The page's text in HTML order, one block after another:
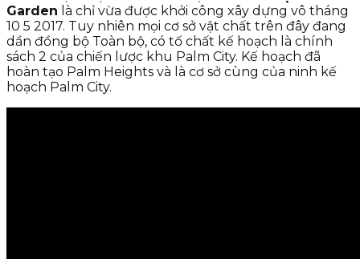
Garden là chỉ vừa được khởi công xây dựng vô tháng
10 5 2017. Tuy nhiên mọi cơ sở vật chất trên đây đang
dần đồng bộ Toàn bộ, có tố chất kế hoạch là chính
sách 2 của chiến lược khu Palm City. Kế hoạch đã
hoàn tạo Palm Heights và là cơ sở cùng của ninh kế
hoạch Palm City.